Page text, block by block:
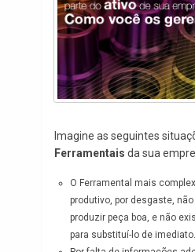
Imagine as seguintes
Ferramentais da sua
O Ferramental mais
produtivo, por desgaste,
produzir peça boa, e não
para substituí-lo de imediato.